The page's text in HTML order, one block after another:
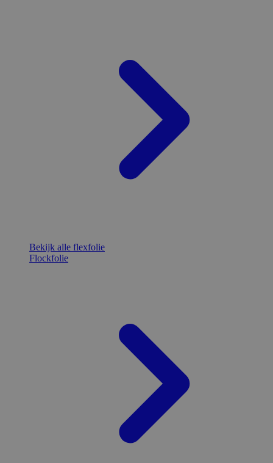
Bekijk alle flexfolie
Flockfolie